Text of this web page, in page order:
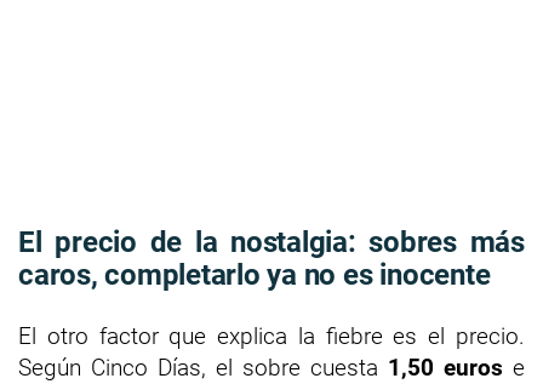
El precio de la nostalgia: sobres más
caros, completarlo ya no es inocente
El otro factor que explica la fiebre es el precio.
Según Cinco Días, el sobre cuesta 1,50 euros e